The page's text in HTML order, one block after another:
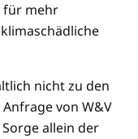
für mehr
nicht zu den
von W&V
allein der